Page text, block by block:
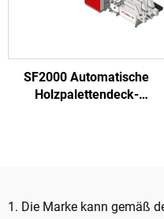
SF2000 Automatische
Holzpalettendeck-
1. Die Marke kann gemäß